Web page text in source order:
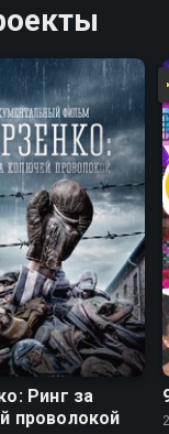
Ринг за
проволокой